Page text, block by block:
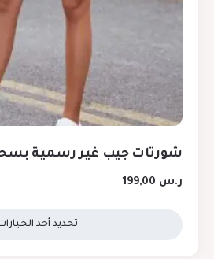
شورتات جيب غير رسمية
ر.س
تحديد أحد